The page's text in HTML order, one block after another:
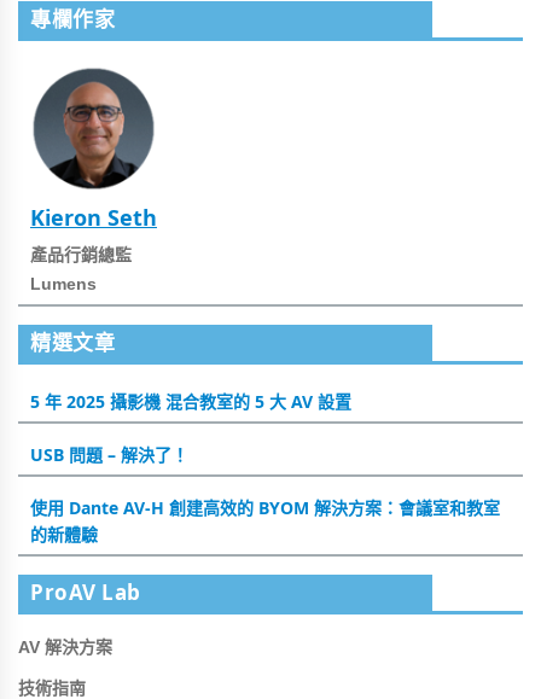
專欄作家
Kieron Seth
產品行銷總監
Lumens
精選文章
5 年 2025 攝影機 混合教室的 5 大 AV 設置
USB 問題 – 解決了！
使用 Dante AV-H 創建高效的 BYOM 解決方案：會議室和教室
的新體驗
ProAV Lab
AV 解決方案
技術指南